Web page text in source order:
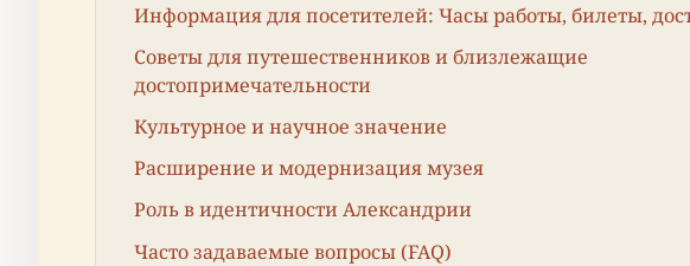
Информация для посетителей: Часы работы, билеты,
Советы для путешественников и близлежащие
достопримечательности
Культурное и научное значение
Расширение и модернизация музея
Роль в идентичности Александрии
Часто задаваемые вопросы (FAQ)